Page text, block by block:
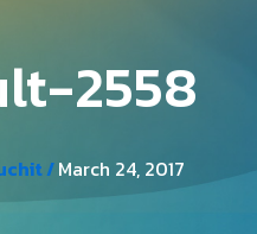
2558
/March 24, 2017